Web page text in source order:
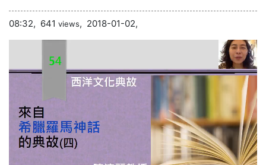
08:32, 641 views, 2018-01-02,